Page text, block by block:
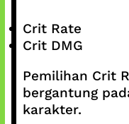
Crit Rate
Crit DMG
Pemilihan Crit
bergantung
karakter.